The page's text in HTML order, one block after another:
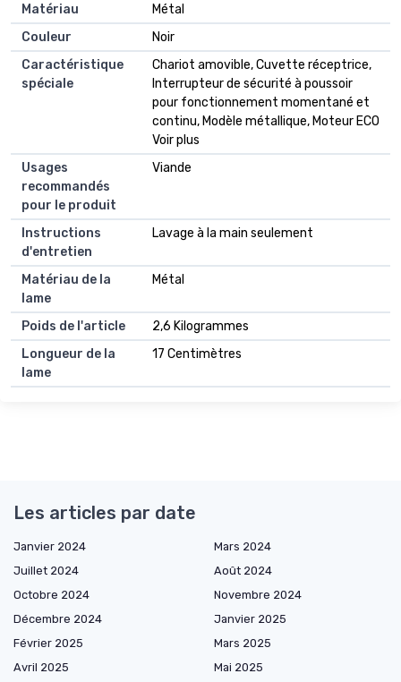
Matériau
Métal
Couleur
Noir
Caractéristique
spéciale
Chariot amovible, Cuvette réceptrice,
Interrupteur de sécurité à poussoir
pour fonctionnement momentané et
continu, Modèle métallique, Moteur ECO
Voir plus
Usages
recommandés
pour le produit
Viande
Instructions
d'entretien
Lavage à la main seulement
Matériau de la
lame
Métal
Poids de l'article
2,6 Kilogrammes
Longueur de la
lame
17 Centimètres
Les articles par date
Janvier 2024
Mars 2024
Juillet 2024
Août 2024
Octobre 2024
Novembre 2024
Décembre 2024
Janvier 2025
Février 2025
Mars 2025
Avril 2025
Mai 2025